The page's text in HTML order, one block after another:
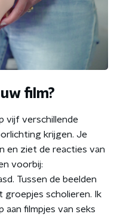
film?
vijf verschillende
krijgen. Je
en ziet de reacties van
voorbij:
Tussen de beelden
groepjes scholieren. Ik
aan filmpjes van seks